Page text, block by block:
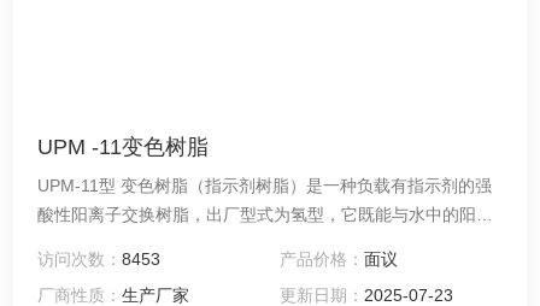
UPM -11变色树脂
UPM-11型 变色树脂（指示剂树脂）是一种负载有指示剂的强
酸性阳离子交换树脂，出厂型式为氢型，它既能与水中的阳离
显的变色特性。
访问次数：8453 产品价格： 面议
厂商性质：生产厂家 更新日期： 2025-07-23